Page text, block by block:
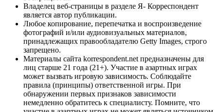
Владелец веб-страницы в разделе Я- Корреспондент
является автор публикации.
Любое копирование, перепечатка и воспроизведение
фотографий и/или аудиовизуальных материалов,
принадлежащих правообладателю Getty Images, строго
запрещено.
Материалы сайта korrespondent.net предназначены для
лиц старше 21 года (21+). Участие в азартных играх
может вызвать игровую зависимость. Соблюдайте
правила (принципы) ответственной игры. При
обнаружении первых признаков зависимости
немедленно обратитесь к специалисту. Помните, что